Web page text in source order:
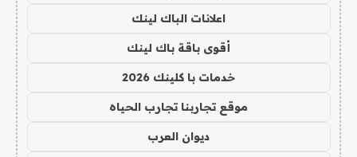
اعلانات الباك لينك
أقوى باقة باك لينك
خدمات با كلينك 2026
موقع تجاربنا تجارب الحياه
ديوان العرب